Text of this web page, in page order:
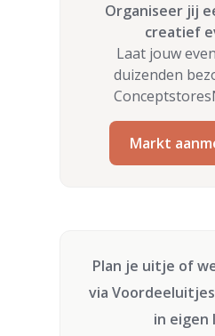
Organiseer jij
creatief
Laat jouw
duizenden
Markt
Plan je uitje of
via
in eigen